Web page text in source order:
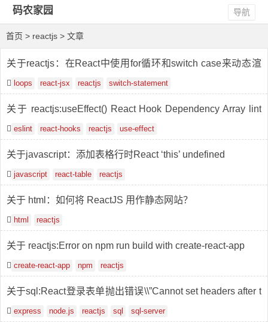
码农家园 导航
首页 > reactjs > 文章
关于reactjs：在React中使用for循环和switch case来动态渲
染不同的组件
loops react-jsx reactjs switch-statement
关于 reactjs:useEffect() React Hook Dependency Array lint
规则
eslint react-hooks reactjs use-effect
关于javascript：添加表格行时React ‘this’ undefined
javascript react-table reactjs
关于 html：如何将 ReactJS 用作静态网站？
html reactjs
关于 reactjs:Error on npm run build with create-react-app
create-react-app npm reactjs
关于sql:React登录表单抛出错误\\”Cannot set headers after t
hey are sent to the client\\”
express node.js reactjs sql sql-server